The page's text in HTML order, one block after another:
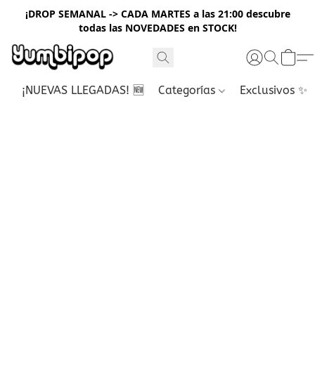
¡DROP SEMANAL -> CADA MARTES a las 21:00 descubre
todas las NOVEDADES en STOCK!
¡NUEVAS LLEGADAS! 🆕 Categorías Exclusivos ✨